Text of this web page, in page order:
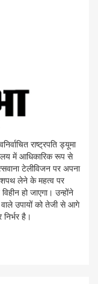
राष्ट्रपति ड्यूमा
में आधिकारिक रूप से
टेलीविजन पर अपना
शपथ लेने के महत्व पर
हो जाएगा। उन्होंने
वाले उपायों को तेजी से आगे
है।